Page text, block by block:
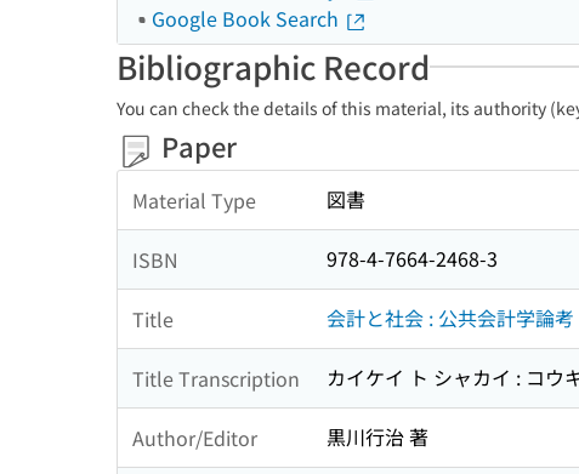
Google Book Search
Bibliographic Record
You can check the details of this material, its authority
Paper
Material Type 図書
ISBN 978-4-7664-2468-3
Title 会計と社会 : 公共会計学論考
Title Transcription カイケイ ト シャカイ : コウ
Author/Editor 黒川行治 著